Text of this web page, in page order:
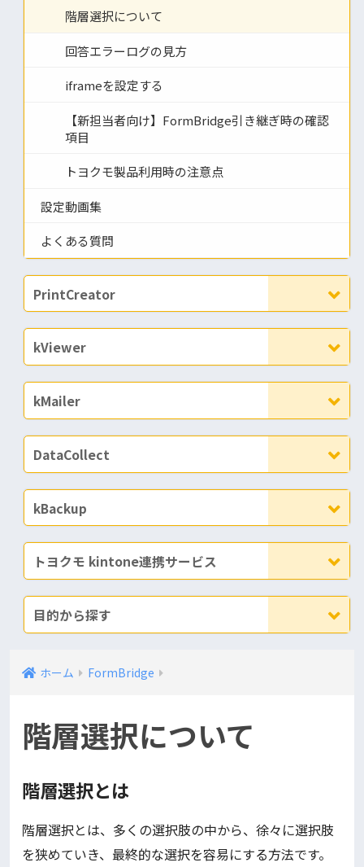
階層選択について
回答エラーログの見方
iframeを設定する
【新担当者向け】FormBridge引き継ぎ時の確認
項目
トヨクモ製品利用時の注意点
設定動画集
よくある質問
PrintCreator
kViewer
kMailer
DataCollect
kBackup
トヨクモ kintone連携サービス
目的から探す
ホーム FormBridge
階層選択について
階層選択とは
階層選択とは、多くの選択肢の中から、徐々に選択肢
を狭めていき、最終的な選択を容易にする方法です。